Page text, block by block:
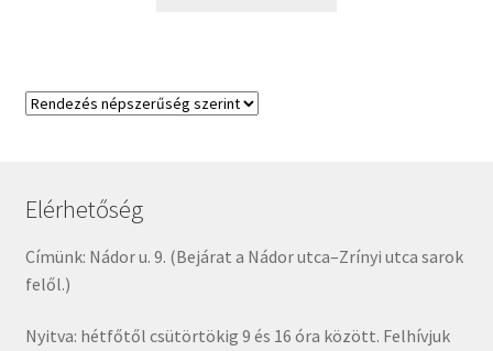
Elérhetőség
Címünk: Nádor u. 9. (Bejárat a Nádor utca–Zrínyi utca sarok
felől.)
Nyitva: hétfőtől csütörtökig 9 és 16 óra között. Felhívjuk